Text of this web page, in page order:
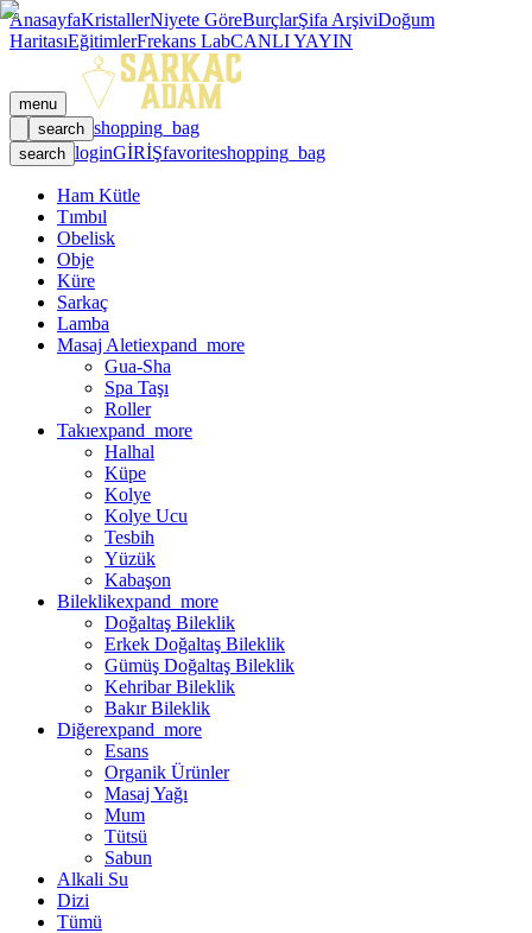
AnasayfaKristallerNiyete GöreBurçlarŞifa ArşiviDoğum
HaritasıEğitimlerFrekans LabCANLI YAYIN
menu
search shopping_bag
search loginGİRİŞfavoriteshopping_bag
Ham Kütle
Tımbıl
Obelisk
Obje
Küre
Sarkaç
Lamba
Masaj Aletiexpand_more
Gua-Sha
Spa Taşı
Roller
Takıexpand_more
Halhal
Küpe
Kolye
Kolye Ucu
Tesbih
Yüzük
Kabaşon
Bileklikexpand_more
Doğaltaş Bileklik
Erkek Doğaltaş Bileklik
Gümüş Doğaltaş Bileklik
Kehribar Bileklik
Bakır Bileklik
Diğerexpand_more
Esans
Organik Ürünler
Masaj Yağı
Mum
Tütsü
Sabun
Alkali Su
Dizi
Tümü